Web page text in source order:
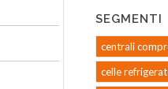
SEGMENTI
centrali
celle